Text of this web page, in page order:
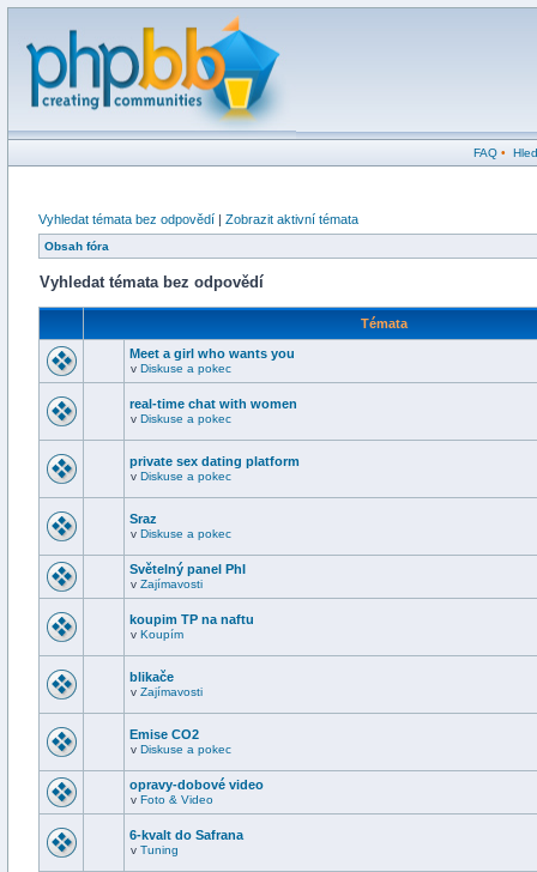
FAQ•
Vyhledat témata bez odpovědí | Zobrazit aktivní témata
Obsah fóra
Vyhledat témata bez odpovědí
Témata
Meet a girl who wants you
v Diskuse a pokec
real-time chat with women
v Diskuse a pokec
private sex dating platform
v Diskuse a pokec
Sraz
v Diskuse a pokec
Světelný panel PhI
v Zajímavosti
koupim TP na naftu
v Koupím
blikače
v Zajímavosti
Emise CO2
v Diskuse a pokec
opravy-dobové video
v Foto & Video
6-kvalt do Safrana
v Tuning